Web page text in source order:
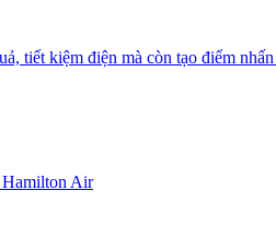
tiết kiệm điện mà còn tạo điểm
Hamilton Air